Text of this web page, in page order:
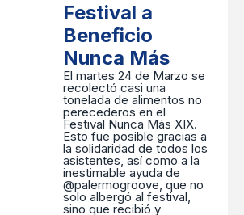
Festival a
Beneficio
Nunca Más
El martes 24 de Marzo se
recolectó casi una
tonelada de alimentos no
perecederos en el
Festival Nunca Más XIX.
Esto fue posible gracias a
la solidaridad de todos los
asistentes, así como a la
inestimable ayuda de
@palermogroove, que no
solo albergó al festival,
sino que recibió y